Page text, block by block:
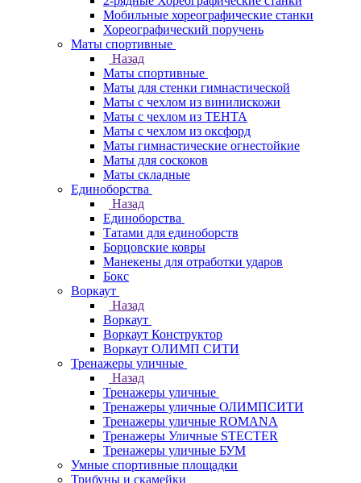
Мобильные хореографические станки
Хореографический поручень
Маты спортивные
Назад
Маты спортивные
Маты для стенки гимнастической
Маты с чехлом из винилискожи
Маты с чехлом из ТЕНТА
Маты с чехлом из оксфорд
Маты гимнастические огнестойкие
Маты для соскоков
Маты складные
Единоборства
Назад
Единоборства
Татами для единоборств
Борцовские ковры
Манекены для отработки ударов
Бокс
Воркаут
Назад
Воркаут
Воркаут Конструктор
Воркаут ОЛИМП СИТИ
Тренажеры уличные
Назад
Тренажеры уличные
Тренажеры уличные ОЛИМПСИТИ
Тренажеры уличные ROMANA
Тренажеры Уличные STECTER
Тренажеры уличные БУМ
Умные спортивные площадки
Трибуны и скамейки